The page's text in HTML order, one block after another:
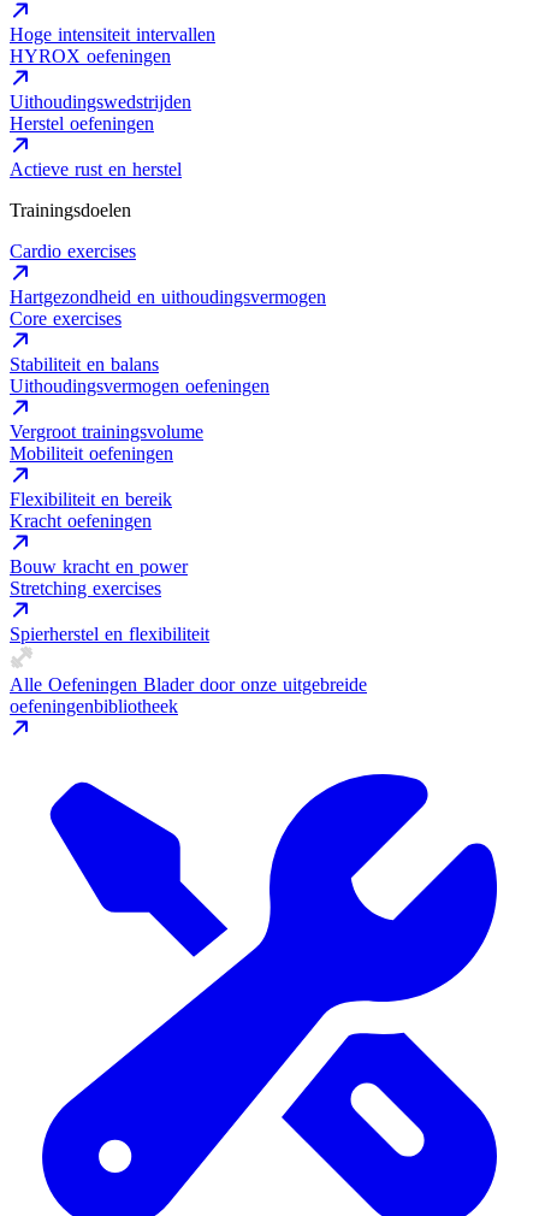
Hoge intensiteit intervallen
HYROX oefeningen
Uithoudingswedstrijden
Herstel oefeningen
Actieve rust en herstel
Trainingsdoelen
Cardio exercises
Hartgezondheid en uithoudingsvermogen
Core exercises
Stabiliteit en balans
Uithoudingsvermogen oefeningen
Vergroot trainingsvolume
Mobiliteit oefeningen
Flexibiliteit en bereik
Kracht oefeningen
Bouw kracht en power
Stretching exercises
Spierherstel en flexibiliteit
Alle Oefeningen Blader door onze uitgebreide
oefeningenbibliotheek